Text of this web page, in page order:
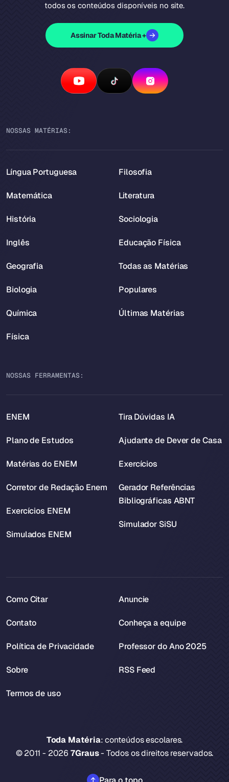
todos os conteúdos disponíveis no site.
Assinar Toda Matéria +
NOSSAS MATÉRIAS:
Língua Portuguesa
Matemática
História
Inglês
Geografia
Biologia
Química
Física
Filosofia
Literatura
Sociologia
Educação Física
Todas as Matérias
Populares
Últimas Matérias
NOSSAS FERRAMENTAS:
ENEM
Plano de Estudos
Matérias do ENEM
Corretor de Redação Enem
Exercícios ENEM
Simulados ENEM
Tira Dúvidas IA
Ajudante de Dever de Casa
Exercícios
Gerador Referências
Bibliográficas ABNT
Simulador SiSU
Toda Matéria: conteúdos escolares.
© 2011 - 20267Graus- Todos os direitos reservados.
Como Citar
Contato
Política de Privacidade
Sobre
Termos de uso
Anuncie
Conheça a equipe
Professor do Ano 2025
RSS Feed